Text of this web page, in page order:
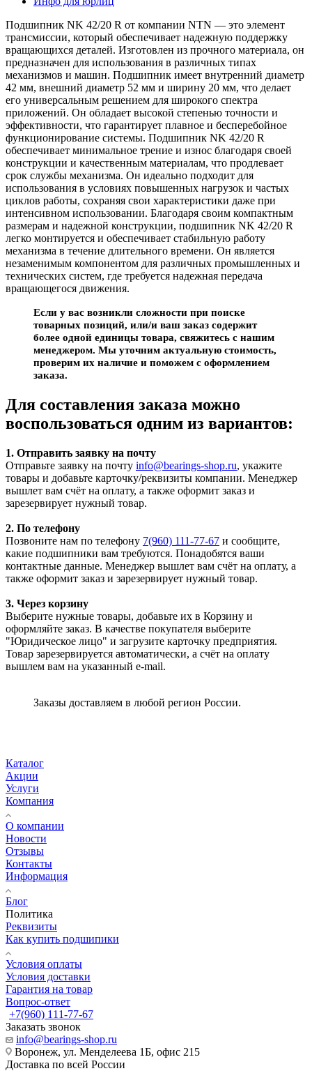
Подшипник NK 42/20 R от компании NTN — это элемент
трансмиссии, который обеспечивает надежную поддержку
вращающихся деталей. Изготовлен из прочного материала, он
предназначен для использования в различных типах
механизмов и машин. Подшипник имеет внутренний диаметр
42 мм, внешний диаметр 52 мм и ширину 20 мм, что делает
его универсальным решением для широкого спектра
приложений. Он обладает высокой степенью точности и
эффективности, что гарантирует плавное и бесперебойное
функционирование системы. Подшипник NK 42/20 R
обеспечивает минимальное трение и износ благодаря своей
конструкции и качественным материалам, что продлевает
срок службы механизма. Он идеально подходит для
использования в условиях повышенных нагрузок и частых
циклов работы, сохраняя свои характеристики даже при
интенсивном использовании. Благодаря своим компактным
размерам и надежной конструкции, подшипник NK 42/20 R
легко монтируется и обеспечивает стабильную работу
механизма в течение длительного времени. Он является
незаменимым компонентом для различных промышленных и
технических систем, где требуется надежная передача
вращающегося движения.
Если у вас возникли сложности при поиске
товарных позиций, или/и ваш заказ содержит
более одной единицы товара, свяжитесь с нашим
менеджером. Мы уточним актуальную стоимость,
проверим их наличие и поможем с оформлением
заказа.
Для составления заказа можно
воспользоваться одним из вариантов:
1. Отправить заявку на почту
Отправьте заявку на почту info@bearings-shop.ru, укажите
товары и добавьте карточку/реквизиты компании. Менеджер
вышлет вам счёт на оплату, а также оформит заказ и
зарезервирует нужный товар.
2. По телефону
Позвоните нам по телефону 7(960) 111-77-67 и сообщите,
какие подшипники вам требуются. Понадобятся ваши
контактные данные. Менеджер вышлет вам счёт на оплату, а
также оформит заказ и зарезервирует нужный товар.
3. Через корзину
Выберите нужные товары, добавьте их в Корзину и
оформляйте заказ. В качестве покупателя выберите
"Юридическое лицо" и загрузите карточку предприятия.
Товар зарезервируется автоматически, а счёт на оплату
вышлем вам на указанный e-mail.
Заказы доставляем в любой регион России.
Каталог
Акции
Услуги
Компания
О компании
Новости
Отзывы
Контакты
Информация
Блог
Политика
Реквизиты
Как купить подшипики
Условия оплаты
Условия доставки
Гарантия на товар
Вопрос-ответ
+7(960) 111-77-67
Заказать звонок
info@bearings-shop.ru
Воронеж, ул. Менделеева 1Б, офис 215
Доставка по всей России